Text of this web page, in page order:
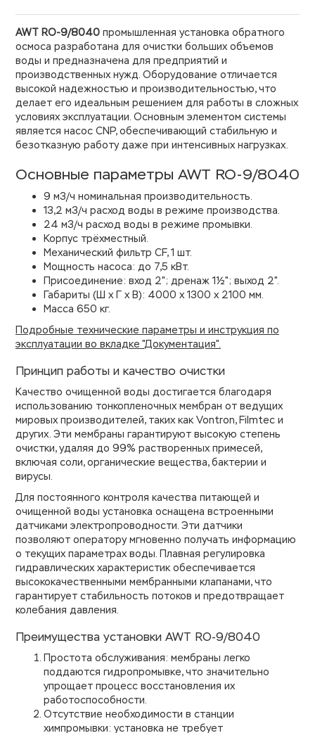
AWT RO-9/8040 промышленная установка обратного
осмоса разработана для очистки больших объемов
воды и предназначена для предприятий и
производственных нужд. Оборудование отличается
высокой надежностью и производительностью, что
делает его идеальным решением для работы в сложных
условиях эксплуатации. Основным элементом системы
является насос CNP, обеспечивающий стабильную и
безотказную работу даже при интенсивных нагрузках.
Основные параметры AWT RO-9/8040
9 м3/ч номинальная производительность.
13,2 м3/ч расход воды в режиме производства.
24 м3/ч расход воды в режиме промывки.
Корпус трёхместный.
Механический фильтр CF, 1 шт.
Мощность насоса: до 7,5 кВт.
Присоединение: вход 2"; дренаж 1½"; выход 2".
Габариты (Ш х Г х В): 4000 х 1300 х 2100 мм.
Масса 650 кг.
Подробные технические параметры и инструкция по
эксплуатации во вкладке "Документация".
Принцип работы и качество очистки
Качество очищенной воды достигается благодаря
использованию тонкопленочных мембран от ведущих
мировых производителей, таких как Vontron, Filmtec и
других. Эти мембраны гарантируют высокую степень
очистки, удаляя до 99% растворенных примесей,
включая соли, органические вещества, бактерии и
вирусы.
Для постоянного контроля качества питающей и
очищенной воды установка оснащена встроенными
датчиками электропроводности. Эти датчики
позволяют оператору мгновенно получать информацию
о текущих параметрах воды. Плавная регулировка
гидравлических характеристик обеспечивается
высококачественными мембранными клапанами, что
гарантирует стабильность потоков и предотвращает
колебания давления.
Преимущества установки AWT RO-9/8040
Простота обслуживания: мембраны легко
поддаются гидропромывке, что значительно
упрощает процесс восстановления их
работоспособности.
Отсутствие необходимости в станции
химпромывки: установка не требует